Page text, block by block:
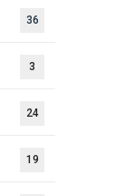
36
3
24
19